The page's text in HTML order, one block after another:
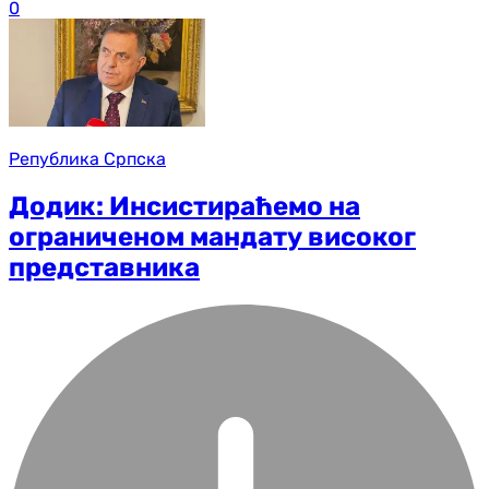
0
Република Српска
Додик: Инсистираћемо на
ограниченом мандату високог
представника